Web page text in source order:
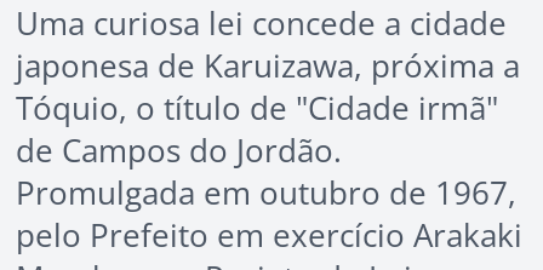
Uma curiosa lei concede a cidade
japonesa de Karuizawa, próxima a
Tóquio, o título de "Cidade irmã"
de Campos do Jordão.
Promulgada em outubro de 1967,
pelo Prefeito em exercício Arakaki